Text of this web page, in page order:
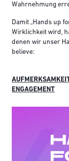
Wahrnehmung
Damit „Hands up
Wirklichkeit wird,
denen wir unser
believe:
ENGAGEMENT